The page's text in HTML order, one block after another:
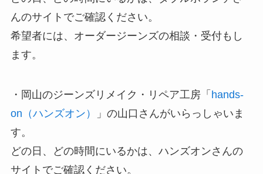
んのサイトでご確認ください。
希望者には、オーダージーンズの相談・受付もし
ます。
・岡山のジーンズリメイク・リペア工房「 hands-
on（ハンズオン）
」の山口さんがいらっしゃいま
す。
どの日、どの時間にいるかは、ハンズオンさんの
サイトでご確認ください。